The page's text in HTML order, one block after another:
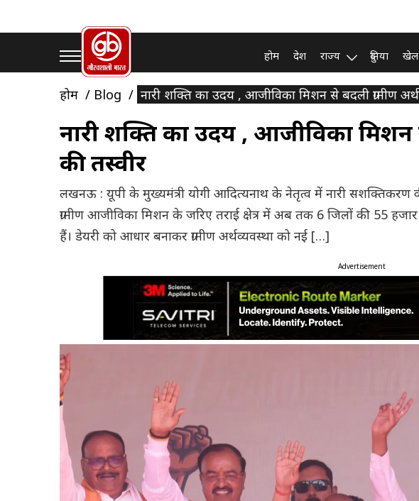
होम देश राज्य दुनिया खेल
होम Blog नारी शक्ति का उदय , आजीविका मिशन से बदली ग्रामीण
नारी शक्ति का उदय , आजीविका मिशन
की तस्वीर
लखनऊ : यूपी के मुख्यमंत्री योगी आदित्यनाथ के नेतृत्व में नारी सशक्तिकरण
ग्रामीण आजीविका मिशन के जरिए तराई क्षेत्र में अब तक 6 जिलों की 55
हैं। डेयरी को आधार बनाकर ग्रामीण अर्थव्यवस्था को नई […]
Advertisement